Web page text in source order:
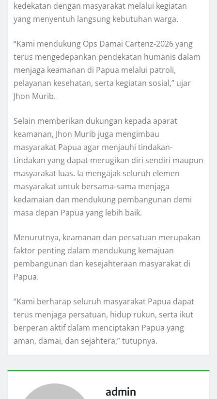
kedekatan dengan masyarakat melalui kegiatan
yang menyentuh langsung kebutuhan warga.
“Kami mendukung Ops Damai Cartenz-2026 yang
terus mengedepankan pendekatan humanis dalam
menjaga keamanan di Papua melalui patroli,
pelayanan kesehatan, serta kegiatan sosial,” ujar
Jhon Murib.
Selain memberikan dukungan kepada aparat
keamanan, Jhon Murib juga mengimbau
masyarakat Papua agar menjauhi tindakan-
tindakan yang dapat merugikan diri sendiri maupun
masyarakat luas. Ia mengajak seluruh elemen
masyarakat untuk bersama-sama menjaga
kedamaian dan mendukung pembangunan demi
masa depan Papua yang lebih baik.
Menurutnya, keamanan dan persatuan merupakan
faktor penting dalam mendukung kemajuan
pembangunan dan kesejahteraan masyarakat di
Papua.
“Kami berharap seluruh masyarakat Papua dapat
terus menjaga persatuan, hidup rukun, serta ikut
berperan aktif dalam menciptakan Papua yang
aman, damai, dan sejahtera,” tutupnya.
admin